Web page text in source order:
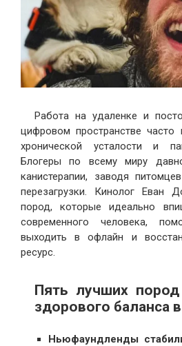
Работа на удаленке и
цифровом пространстве часто
хронической усталости и
Блогеры по всему миру
канистерапии, заводя
перезагрузки. Кинолог Еван
пород, которые идеально
современного человека,
выходить в офлайн и
ресурс.
Пять лучших
здорового баланса
Ньюфаундленды